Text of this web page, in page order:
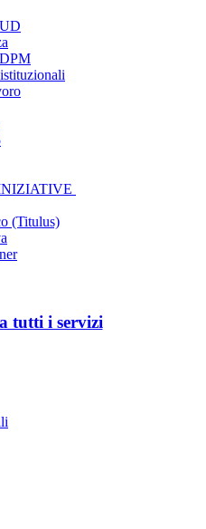
(Titulus)
tutti i servizi